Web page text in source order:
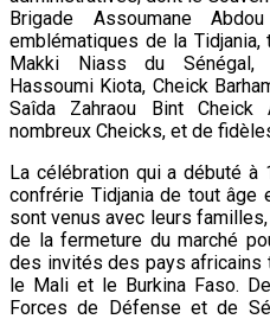
Brigade Assoumane
emblématiques de la
Makki Niass du Sénégal,
Hassoumi Kiota, Cheick
Saîda Zahraou Bint
nombreux Cheicks, et de
La célébration qui a débuté
confrérie Tidjania de tout âge
sont venus avec leurs
de la fermeture du marché
des invités des pays africains
le Mali et le Burkina Faso.
Forces de Défense et de